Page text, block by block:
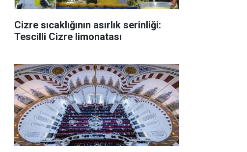
Cizre sıcaklığının asırlık serinliği:
Tescilli Cizre limonatası